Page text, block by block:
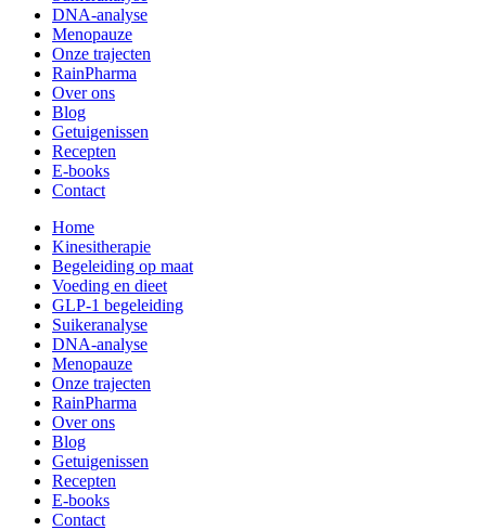
DNA-analyse
Menopauze
Onze trajecten
RainPharma
Over ons
Blog
Getuigenissen
Recepten
E-books
Contact
Home
Kinesitherapie
Begeleiding op maat
Voeding en dieet
GLP-1 begeleiding
Suikeranalyse
DNA-analyse
Menopauze
Onze trajecten
RainPharma
Over ons
Blog
Getuigenissen
Recepten
E-books
Contact